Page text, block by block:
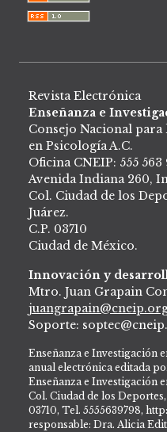
Revista Electrónica
Enseñanza e
Consejo Nacional para
en Psicología A.C.
Oficina CNEIP: 555 563
Avenida Indiana 260,
Col. Ciudad de los
Juárez.
C.P. 03710
Ciudad de México.
Innovación y
Mtro. Juan Grapain
Soporte:
Enseñanza e Investigación
anual electrónica editada
Enseñanza e Investigación
Col. Ciudad de los
03710, Tel. 5555639798,
responsable: Dra. Alicia